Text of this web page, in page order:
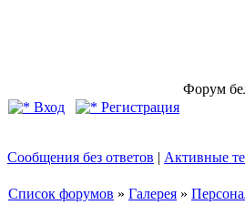
Форум
Вход
Регистрация
Сообщения без ответов | Активные
Список форумов » Галерея »